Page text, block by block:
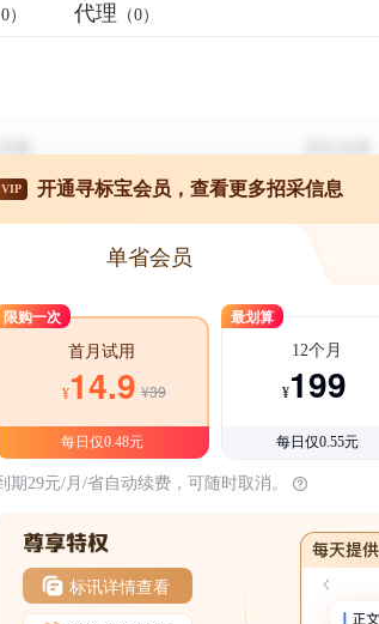
0） 代理 （0）
VIP 开通寻标宝会员，查看更多招采信息
单省会员
限购一次
首月试用
¥14.9 ¥39
每日仅0.48元
最划算
12个月
¥199
每日仅0.55元
期29元/月/省自动续费，可随时取消。
标讯详情查看